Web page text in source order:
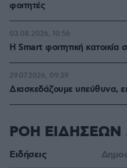
φοιτητές
Η Smart φοιτητική
03.08.2026, 10:56
Διασκεδάζουμε υπεύθυνα,
29.07.2026, 09:39
ΡΟΗ ΕΙΔΗΣΕΩΝ
Ειδήσεις